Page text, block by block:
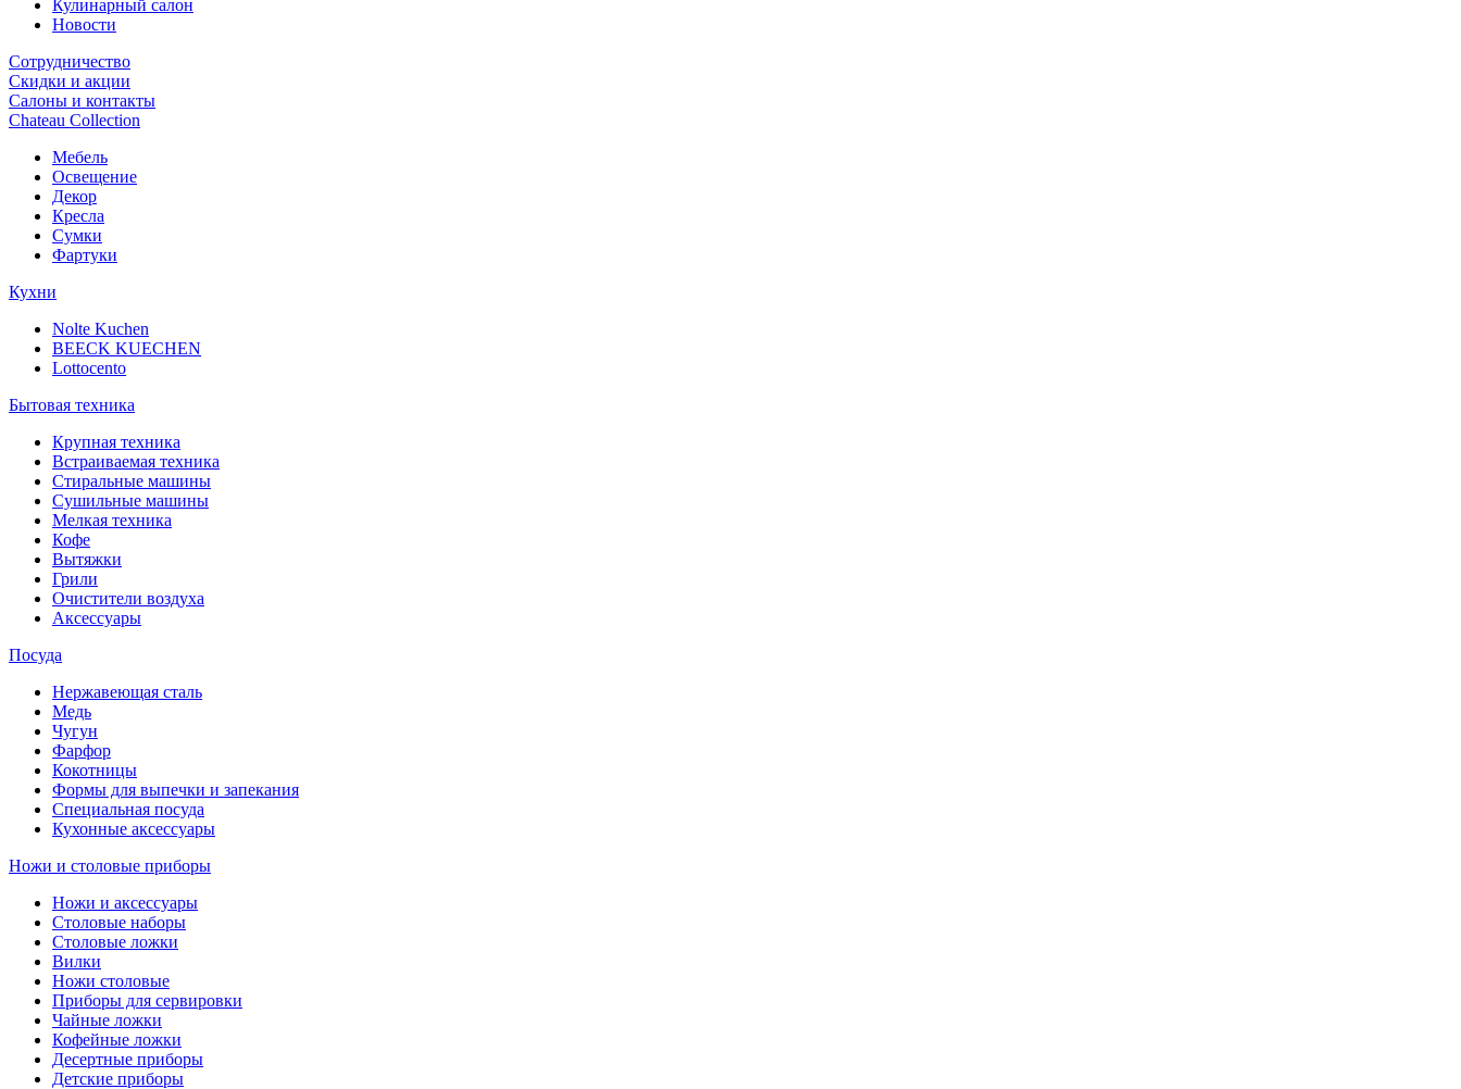
Кулинарный салон
Новости
Сотрудничество
Скидки и акции
Салоны и контакты
Chateau Collection
Мебель
Освещение
Декор
Кресла
Сумки
Фартуки
Кухни
Nolte Kuchen
BEECK KUECHEN
Lottocento
Бытовая техника
Крупная техника
Встраиваемая техника
Стиральные машины
Сушильные машины
Мелкая техника
Кофе
Вытяжки
Грили
Очистители воздуха
Аксессуары
Посуда
Нержавеющая сталь
Медь
Чугун
Фарфор
Кокотницы
Формы для выпечки и запекания
Специальная посуда
Кухонные аксессуары
Ножи и столовые приборы
Ножи и аксессуары
Столовые наборы
Столовые ложки
Вилки
Ножи столовые
Приборы для сервировки
Чайные ложки
Кофейные ложки
Десертные приборы
Детские приборы